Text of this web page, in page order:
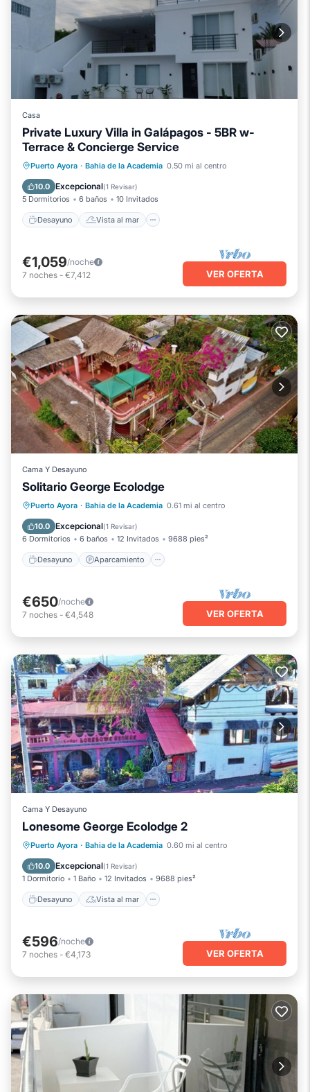
Casa
Private Luxury Villa in Galápagos - 5BR w-
Terrace & Concierge Service
Puerto Ayora · Bahia de la Academia 0.50 mi al centro
10.0 Excepcional(1 Revisar)
5 Dormitorios 6 baños 10 Invitados
Desayuno Vista al mar
Desayuno
Vista al mar
Balcón/Terraza
€1,059/noche
7 noches - €7,412 VER OFERTA
Cama Y Desayuno
Solitario George Ecolodge
Puerto Ayora · Bahia de la Academia 0.61 mi al centro
10.0 Excepcional(1 Revisar)
6 Dormitorios 6 baños 12 Invitados 9688 pies²
Desayuno Aparcamiento
Desayuno
Aparcamiento
Balcón/Terraza
€650/noche
7 noches - €4,548 VER OFERTA
Cama Y Desayuno
Lonesome George Ecolodge 2
Puerto Ayora · Bahia de la Academia 0.60 mi al centro
10.0 Excepcional(1 Revisar)
1 Dormitorio 1 Baño 12 Invitados 9688 pies²
Desayuno Vista al mar
Desayuno
Vista al mar
Balcón/Terraza
€596/noche
7 noches - €4,173 VER OFERTA